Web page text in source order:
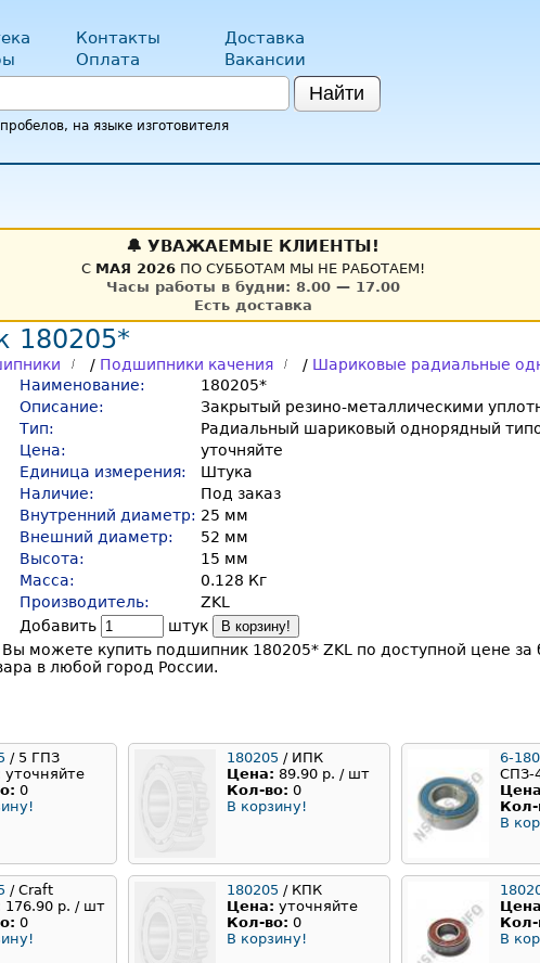
Контакты
Доставка
Оплата Вакансии
Найти
на языке изготовителя
🔔 УВАЖАЕМЫЕ КЛИЕНТЫ!
С МАЯ 2026ПО СУББОТАМ МЫ НЕ РАБОТАЕМ!
Часы работы в будни: 8.00 — 17.00
Есть доставка
180205*
/ Подшипники качения / Шариковые радиальные
Наименование:
180205*
Описание:
Закрытый резино-металлическими
Тип:
Радиальный шариковый однорядный
Цена:
уточняйте
Единица измерения:
Штука
Наличие:
Под заказ
Внутренний диаметр: 25 мм
Внешний диаметр:
52 мм
Высота:
15 мм
Масса:
0.128 Кг
Производитель:
ZKL
Добавить
штук В корзину!
можете купить подшипник 180205* ZKL по доступной цене
в любой город России.
/ 5 ГПЗ
уточняйте
0
180205 / ИПК
Цена: 89.90 р. / шт
Кол-во: 0
В корзину!
6-
СПЗ-
Кол-
В
/ Craft
176.90 р. / шт
0
180205 / КПК
Цена: уточняйте
Кол-во: 0
В корзину!
Кол-
В